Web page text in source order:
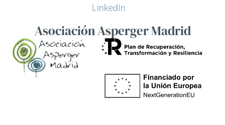
LinkedIn
Asociación Asperger Madrid